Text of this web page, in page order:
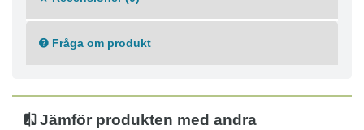
Fråga om produkt
Jämför produkten med andra